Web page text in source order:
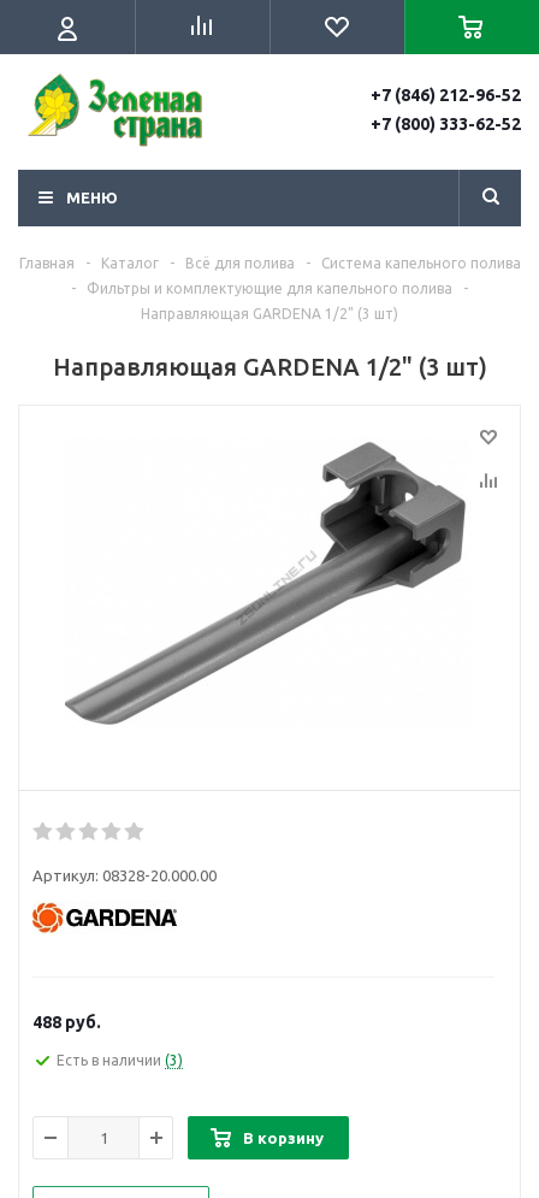
+7 (846) 212-96-52
+7 (800) 333-62-52
МЕНЮ
Главная - Каталог - Всё для полива -
Система капельного полива
-
Фильтры и комплектующие для капельного полива
-
Направляющая GARDENA 1/2" (3 шт)
Направляющая GARDENA 1/2" (3 шт)
Артикул: 08328-20.000.00
488 руб.
Есть в наличии (3)
В корзину